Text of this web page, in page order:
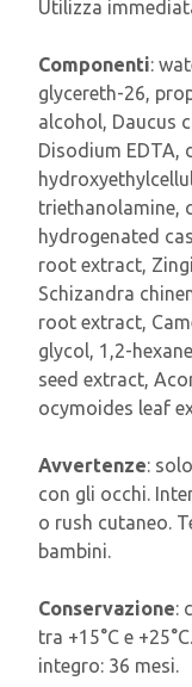
Utilizza
Componenti:
glycereth-26,
alcohol, Daucus
Disodium EDTA,
triethanolamine,
hydrogenated
root extract,
Schizandra
root extract,
glycol, 1,2-
seed extract,
ocymoides leaf
Avvertenze:
con gli occhi.
o rush cutaneo.
bambini.
Conservazione:
tra +15°C e
integro: 36 mesi.